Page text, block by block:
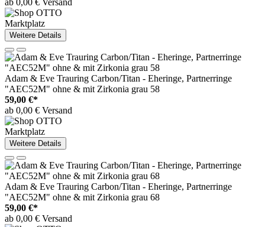
ab 0,00 € Versand
Marktplatz
Weitere Details
Adam & Eve Trauring Carbon/Titan - Eheringe, Partnerringe
"AEC52M" ohne & mit Zirkonia grau 58
59,00 €*
ab 0,00 € Versand
Marktplatz
Weitere Details
Adam & Eve Trauring Carbon/Titan - Eheringe, Partnerringe
"AEC52M" ohne & mit Zirkonia grau 68
59,00 €*
ab 0,00 € Versand